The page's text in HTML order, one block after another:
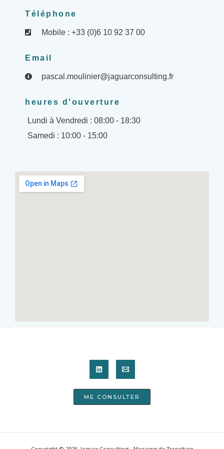
Téléphone
Mobile : +33 (0)6 10 92 37 00
Email
pascal.moulinier@jaguarconsulting.fr
heures d'ouverture
Lundi à Vendredi : 08:00 - 18:30
Samedi : 10:00 - 15:00
ME CONSULTER